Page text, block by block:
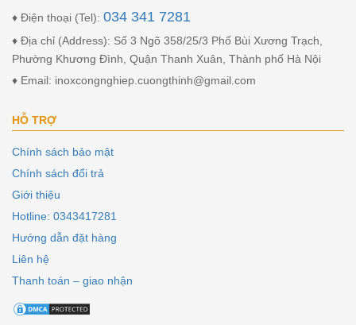
♦ Điện thoại (Tel): 034 341 7281
♦ Địa chỉ (Address): Số 3 Ngõ 358/25/3 Phố Bùi Xương Trạch,
Phường Khương Đình, Quận Thanh Xuân, Thành phố Hà Nội
♦ Email: inoxcongnghiep.cuongthinh@gmail.com
HỖ TRỢ
Chính sách bảo mật
Chính sách đổi trả
Giới thiệu
Hotline: 0343417281
Hướng dẫn đặt hàng
Liên hệ
Thanh toán – giao nhận